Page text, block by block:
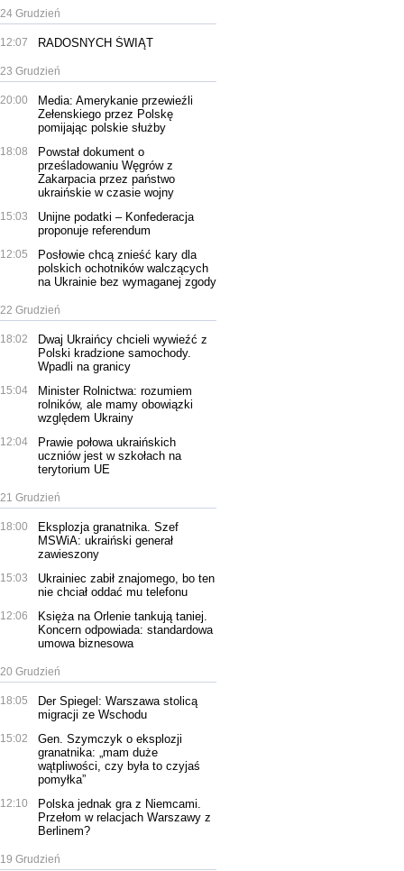
24 Grudzień
12:07 RADOSNYCH ŚWIĄT
23 Grudzień
20:00
Media: Amerykanie przewieźli
Zełenskiego przez Polskę
pomijając polskie służby
18:08
Powstał dokument o
prześladowaniu Węgrów z
Zakarpacia przez państwo
ukraińskie w czasie wojny
15:03
Unijne podatki – Konfederacja
proponuje referendum
12:05
Posłowie chcą znieść kary dla
polskich ochotników walczących
na Ukrainie bez wymaganej zgody
22 Grudzień
18:02
Dwaj Ukraińcy chcieli wywieźć z
Polski kradzione samochody.
Wpadli na granicy
15:04
Minister Rolnictwa: rozumiem
rolników, ale mamy obowiązki
względem Ukrainy
12:04
Prawie połowa ukraińskich
uczniów jest w szkołach na
terytorium UE
21 Grudzień
18:00
Eksplozja granatnika. Szef
MSWiA: ukraiński generał
zawieszony
15:03
Ukrainiec zabił znajomego, bo ten
nie chciał oddać mu telefonu
12:06
Księża na Orlenie tankują taniej.
Koncern odpowiada: standardowa
umowa biznesowa
20 Grudzień
18:05
Der Spiegel: Warszawa stolicą
migracji ze Wschodu
15:02
Gen. Szymczyk o eksplozji
granatnika: „mam duże
wątpliwości, czy była to czyjaś
pomyłka”
12:10
Polska jednak gra z Niemcami.
Przełom w relacjach Warszawy z
Berlinem?
19 Grudzień